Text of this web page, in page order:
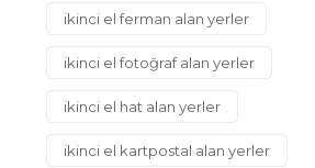
ikinci el ferman alan yerler
ikinci el fotoğraf alan yerler
ikinci el hat alan yerler
ikinci el kartpostal alan yerler